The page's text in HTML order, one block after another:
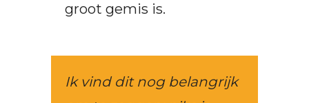
groot gemis is.
Ik vind dit nog belangrijk